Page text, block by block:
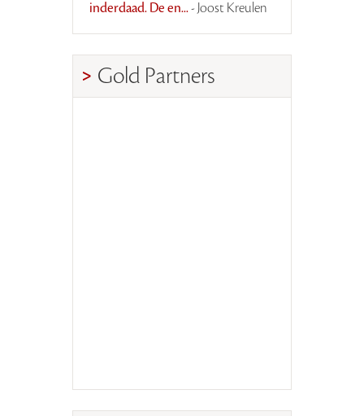
inderdaad. De en...- Joost Kreulen
Gold Partners